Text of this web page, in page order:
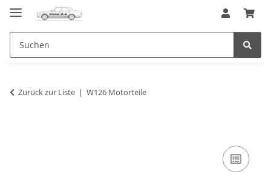
Zurück zur Liste W126 Motorteile